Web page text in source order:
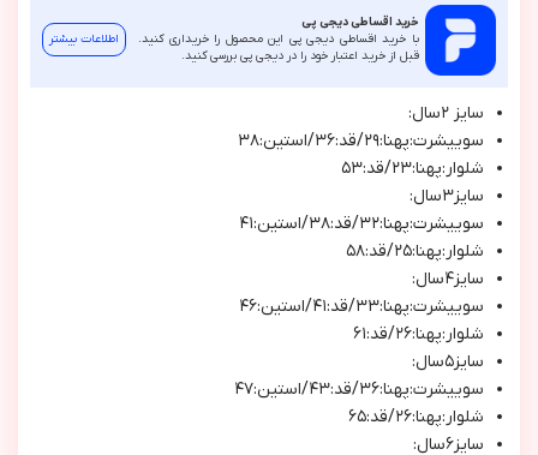
خرید اقساطی دیجی پی
با خرید اقساطی دیجی پی این محصول را خریداری کنید.
قبل از خرید اعتبار خود را در دیجی پی بررسی کنید.
اطلاعات بیشتر
سايز ٢سال:
سوييشرت:پهنا:٢٩/قد:٣٦/استين:٣٨
شلوار:پهنا:٢٣/قد:٥٣
سايز٣سال:
سوييشرت:پهنا:٣٢/قد:٣٨/استين:٤١
شلوار:پهنا:٢٥/قد:٥٨
سايز٤سال:
سوييشرت:پهنا:٣٣/قد:٤١/استين:٤٦
شلوار:پهنا:٢٦/قد:٦١
سايز٥سال:
سوييشرت:پهنا:٣٦/قد:٤٣/استين:٤٧
شلوار:پهنا:٢٦/قد:٦٥
سايز٦سال: